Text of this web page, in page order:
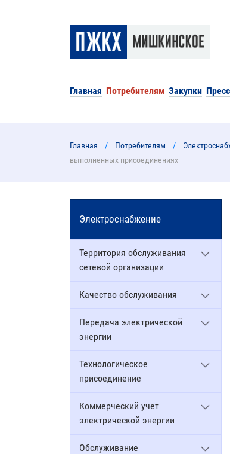
Главная Потребителям Закупки
Главная Потребителям
выполненных присоединениях
Электроснабжение
Территория обслуживания
сетевой организации
Качество обслуживания
Передача электрической
энергии
Технологическое
присоединение
Коммерческий учет
электрической энергии
Обслуживание